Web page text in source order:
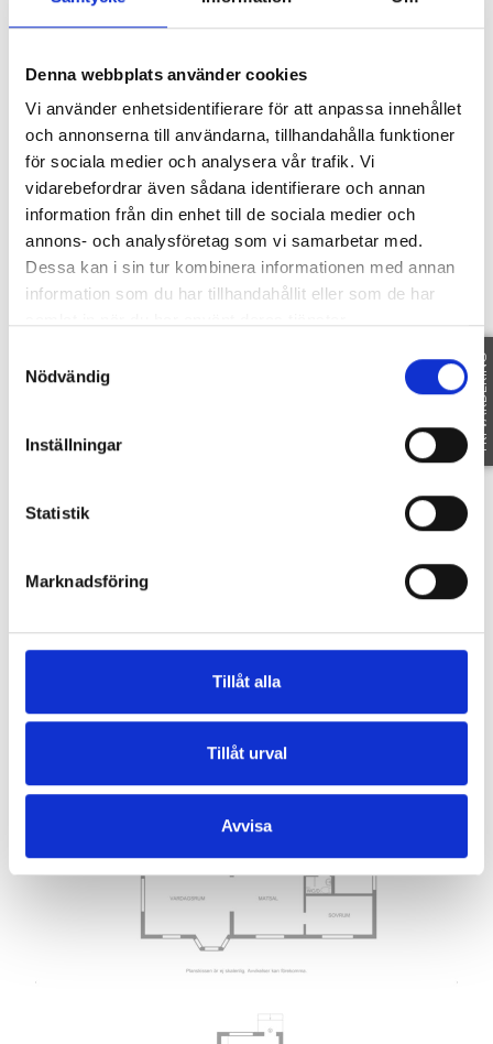
Denna webbplats använder cookies
Vi använder enhetsidentifierare för att anpassa innehållet
och annonserna till användarna, tillhandahålla funktioner
för sociala medier och analysera vår trafik. Vi
vidarebefordrar även sådana identifierare och annan
information från din enhet till de sociala medier och
annons- och analysföretag som vi samarbetar med.
Dessa kan i sin tur kombinera informationen med annan
information som du har tillhandahållit eller som de har
Nödvändig
Inställningar
Statistik
Marknadsföring
Tillåt alla
Tillåt urval
Avvisa
Område
SE OMRÅDE
Fakta
SE FAKTA
ÅRSREDOVISNING
Planritning
FRI VÄRDERING